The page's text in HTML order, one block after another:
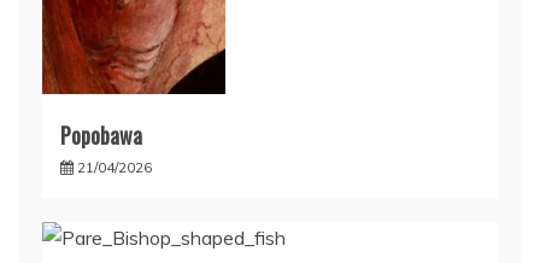
Popobawa
21/04/2026